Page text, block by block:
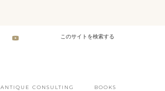
ANTIQUE CONSULTING BOOKS